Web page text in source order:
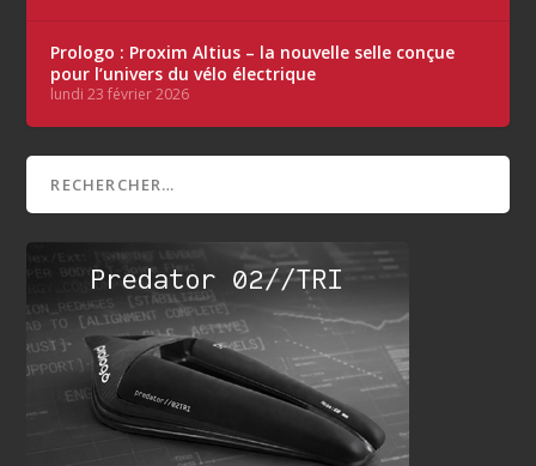
Prologo : Proxim Altius – la nouvelle selle conçue
pour l’univers du vélo électrique
lundi 23 février 2026